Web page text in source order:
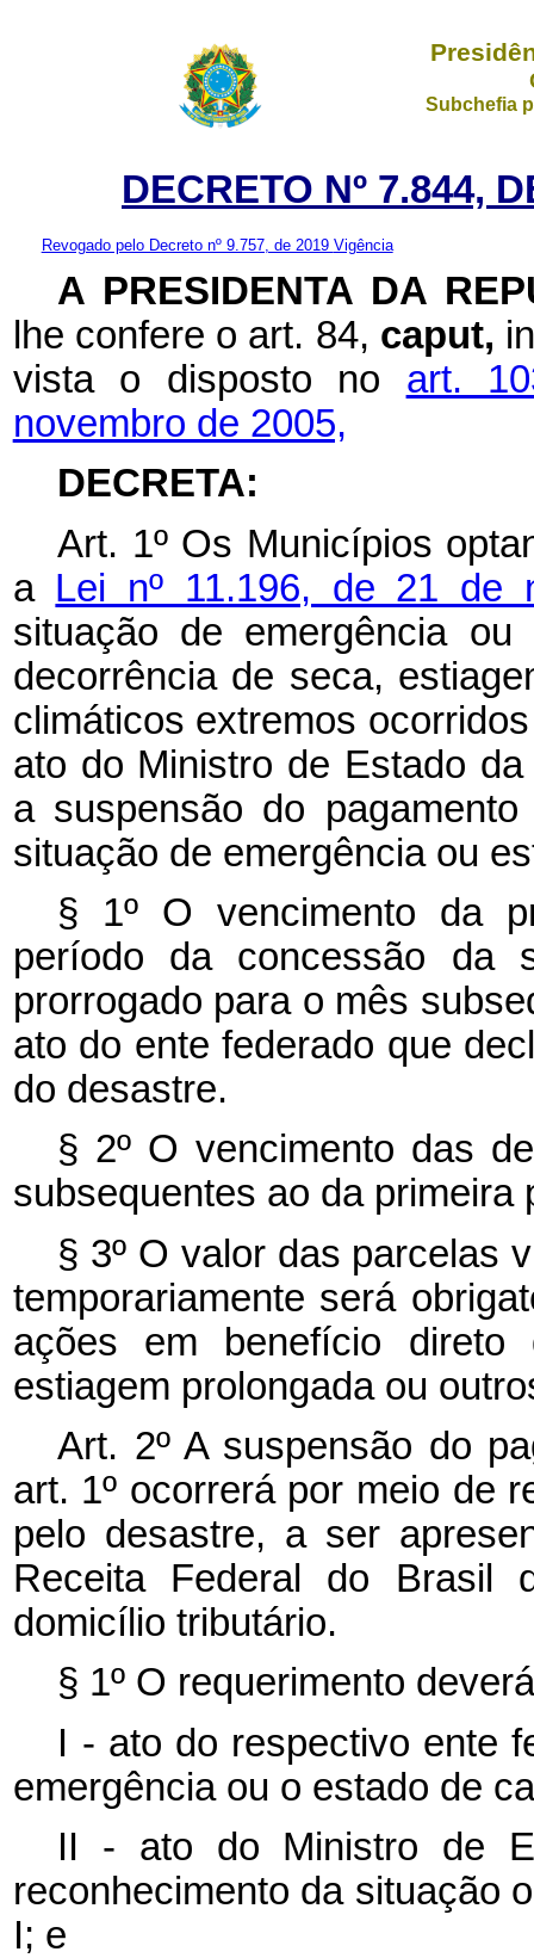
Subchefia
DECRETO Nº 7.844,
Revogado pelo Decreto nº 9.757, de 2019 Vigência
A PRESIDENTA DA
lhe confere o art. 84, caput,
vista o disposto no art.
novembro de 2005,
DECRETA:
Art. 1º Os Municípios
a Lei nº 11.196, de 21 de
situação de emergência
decorrência de seca,
climáticos extremos
ato do Ministro de Estado
a suspensão do
situação de emergência ou
§ 1º O vencimento da
período da concessão da
prorrogado para o mês
ato do ente federado que
do desastre.
§ 2º O vencimento das
subsequentes ao da primeira
§ 3º O valor das parcelas
temporariamente será
ações em benefício direto
estiagem prolongada ou
Art. 2º A suspensão do
art. 1º ocorrerá por meio de
pelo desastre, a ser
Receita Federal do Brasil
domicílio tributário.
§ 1º O requerimento
I - ato do respectivo ente
emergência ou o estado de
II - ato do Ministro de
reconhecimento da situação
I; e